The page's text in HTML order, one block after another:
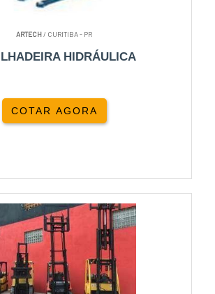
ARTECH/ CURITIBA - PR
HIDRÁULICA
COTAR AGORA